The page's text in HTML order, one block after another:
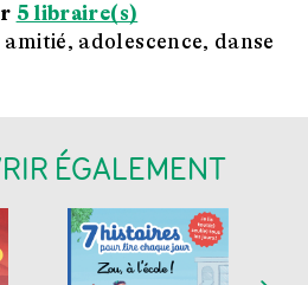
5 libraire(s)
adolescence, danse
ÉGALEMENT